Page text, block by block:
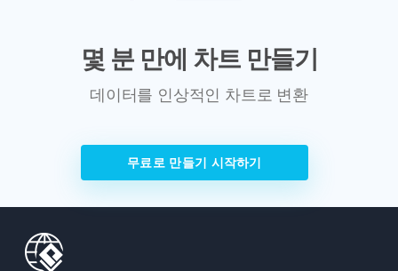
몇 분 만에 차트 만들기
데이터를 인상적인 차트로 변환
무료로 만들기 시작하기